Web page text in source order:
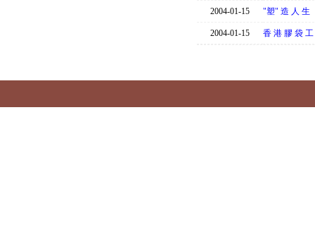
2004-01-15 "塑" 造 人 生
2004-01-15 香 港 膠 袋